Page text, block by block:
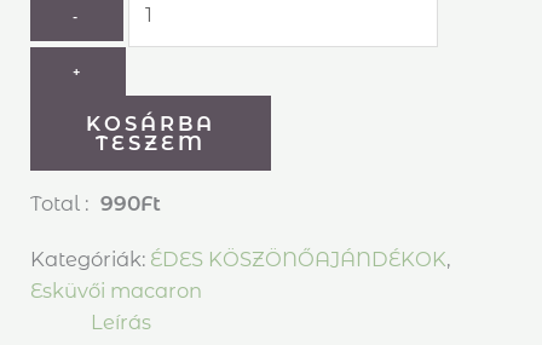
-
+
KOSÁRBA
TESZEM
Total : 990Ft
Kategóriák: ÉDES KÖSZÖNŐAJÁNDÉKOK,
Esküvői macaron
Leírás